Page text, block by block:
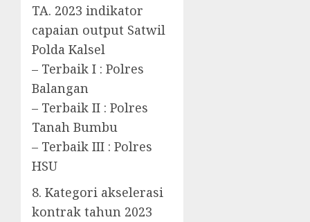
TA. 2023 indikator
capaian output Satwil
Polda Kalsel
– Terbaik I : Polres
Balangan
– Terbaik II : Polres
Tanah Bumbu
– Terbaik III : Polres
HSU
8. Kategori akselerasi
kontrak tahun 2023